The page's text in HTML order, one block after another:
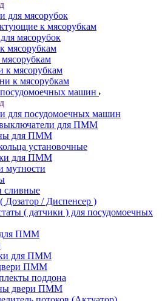
для мясорубок
к мясорубкам
мясорубок
мясорубкам
к мясорубкам
к мясорубкам
посудомоечных машин
для посудомоечных машин
для ПММ
для ПММ
установочные
для ПММ
мутности
сливные
Дозатор / Диспенсер )
( датчики ) для посудомоечных
ПММ
для ПММ
ПММ
поддона
двери ПММ